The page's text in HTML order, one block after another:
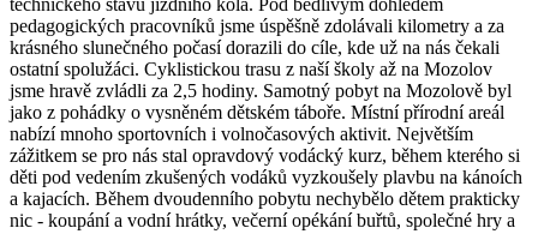
technického stavu jízdního kola. Pod bedlivým dohledem
pedagogických pracovníků jsme úspěšně zdolávali kilometry a za
krásného slunečného počasí dorazili do cíle, kde už na nás čekali
ostatní spolužáci. Cyklistickou trasu z naší školy až na Mozolov
jsme hravě zvládli za 2,5 hodiny. Samotný pobyt na Mozolově byl
jako z pohádky o vysněném dětském táboře. Místní přírodní areál
nabízí mnoho sportovních i volnočasových aktivit. Největším
zážitkem se pro nás stal opravdový vodácký kurz, během kterého si
děti pod vedením zkušených vodáků vyzkoušely plavbu na kánoích
a kajacích. Během dvoudenního pobytu nechybělo dětem prakticky
nic - koupání a vodní hrátky, večerní opékání buřtů, společné hry a